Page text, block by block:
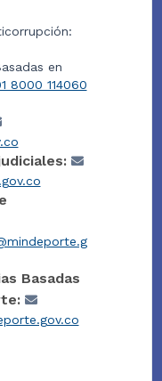
en
8000 114060
Basadas